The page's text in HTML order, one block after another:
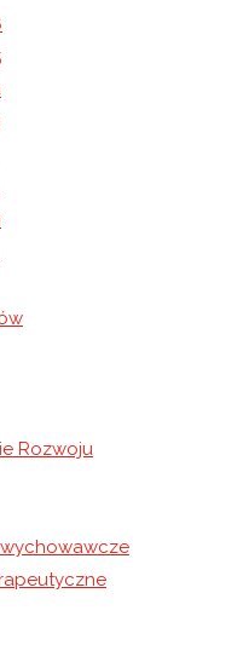
Rozwoju
w Niepublicznym Ośrodku
w Wysokiej
2023-2024
którą
do Krzyża. Droga
miłość i
okazał ludziom.